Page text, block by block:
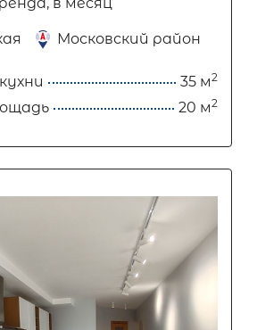
Московский район
35 м2
20 м2